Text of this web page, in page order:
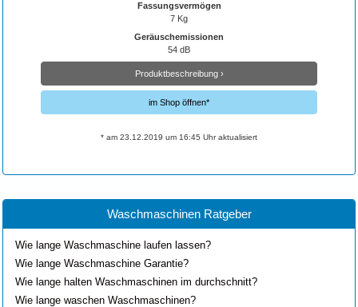
Fassungsvermögen
7 Kg
Geräuschemissionen
54 dB
Produktbeschreibung ›
im Shop öffnen*
* am 23.12.2019 um 16:45 Uhr aktualisiert
Waschmaschinen Ratgeber
Wie lange Waschmaschine laufen lassen?
Wie lange Waschmaschine Garantie?
Wie lange halten Waschmaschinen im durchschnitt?
Wie lange waschen Waschmaschinen?